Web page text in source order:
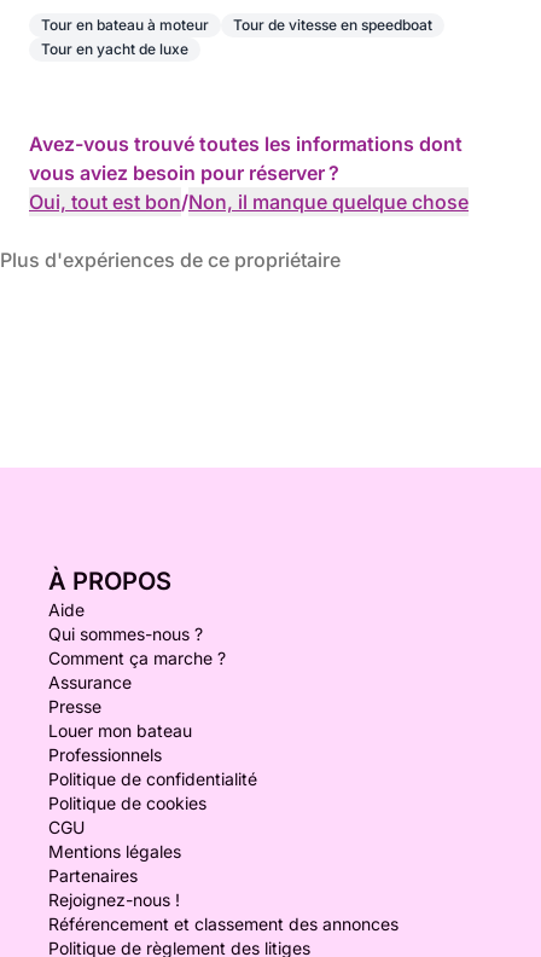
Tour en bateau à moteur
Tour de vitesse en speedboat
Tour en yacht de luxe
Avez-vous trouvé toutes les informations dont
vous aviez besoin pour réserver ?
Oui, tout est bon/Non, il manque quelque chose
Plus d'expériences de ce propriétaire
À PROPOS
Aide
Qui sommes-nous ?
Comment ça marche ?
Assurance
Presse
Louer mon bateau
Professionnels
Politique de confidentialité
Politique de cookies
CGU
Mentions légales
Partenaires
Rejoignez-nous !
Référencement et classement des annonces
Politique de règlement des litiges